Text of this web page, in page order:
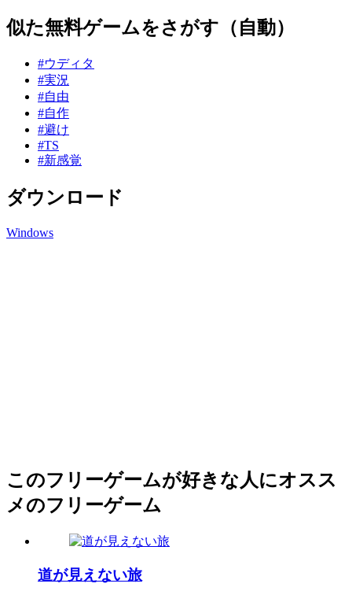
似た無料ゲームをさがす（自動）
#ウディタ
#実況
#自由
#自作
#避け
#TS
#新感覚
ダウンロード
Windows
このフリーゲームが好きな人にオスス
メのフリーゲーム
道が見えない旅